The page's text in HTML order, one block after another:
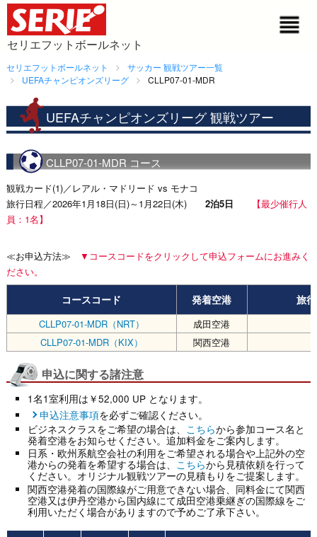
セリエフットボールネット
セリエフットボールネット
サッカー 観戦ツアー一覧
UEFAチャンピオンズリーグ
CLLP07-01-MDR
UEFAチャンピオンズリーグ 観戦ツアー
CLLP07-01-MDR コース
観戦カード(1)／レアル・マドリード vs モナコ
旅行日程／2026年1月18日(日)～1月22日(木) 2泊5日
【最少催行人
員：1名】
≪お申込方法≫
▼コースコードをクリックして申込フォームにお進みく
ださい。
コースコード 発着空港 旅
CLLP07-01-MDR（NRT） 成田空港
CLLP07-01-MDR（KIX）
関西空港
申込に関する諸注意
1名1室利用は￥52,000 UP となります。
申込注意事項を必ずご確認ください。
ビジネスクラスをご希望の場合は、
こちらから参加コース名と
発着空港をお知らせください。追加料金をご案内します。
日系・欧州系航空会社の利用をご希望される場合や上記外の空
港からの発着を希望する場合は、 こちらから見積依頼を行って
ください。オリジナル観戦ツアーの見積もりをご提案します。
関西空港発着の国際線がご用意できない場合、同料金にて関西
空港又は伊丹空港から国内線にて成田空港乗継ぎの国際線をご
利用いただく場合がありますので予めご了承下さい。